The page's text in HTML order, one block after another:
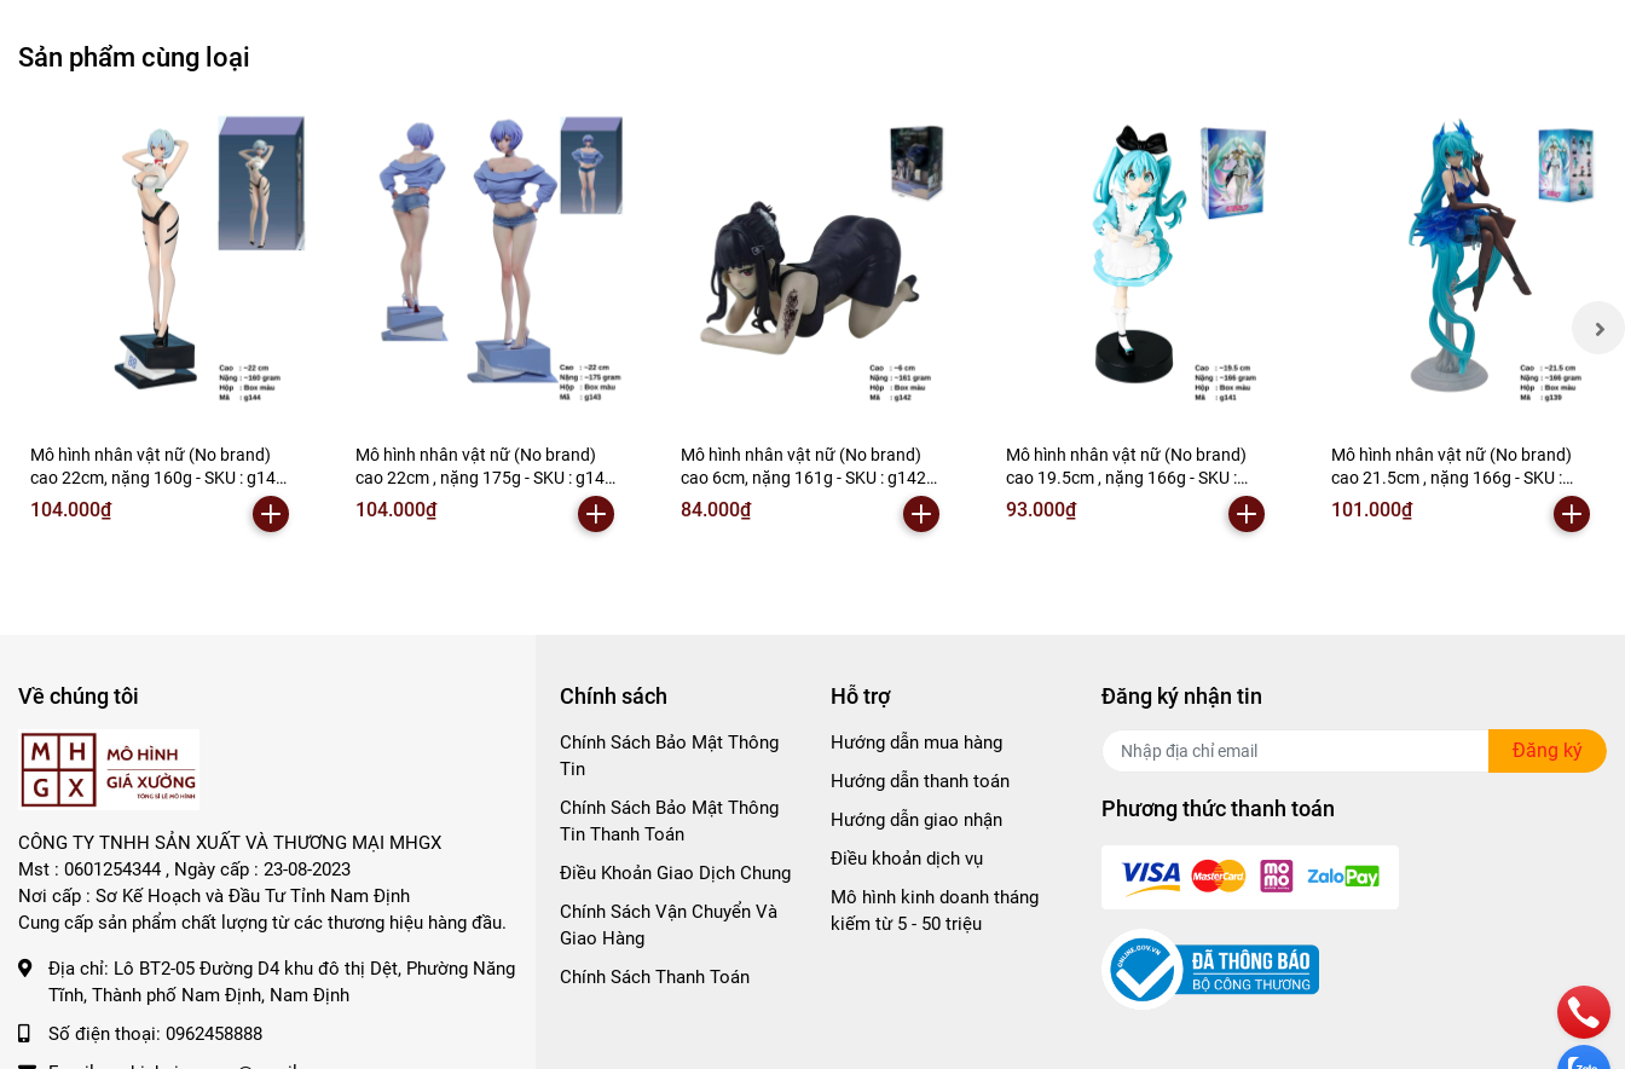
Sản phẩm cùng loại
Mô hình nhân vật nữ (No brand)
cao 22cm, nặng 160g - SKU : g144
(VAT: MH003 )-K146-T3-S13
104.000₫
Mô hình nhân vật nữ (No brand)
cao 22cm , nặng 175g - SKU : g143
(VAT: MH003 ) - K146-T3-S14
104.000₫
Mô hình nhân vật nữ (No brand)
cao 6cm, nặng 161g - SKU : g142
(VAT: MH002) - K146-T3-S15
84.000₫
Mô hình nhân vật nữ (No brand)
cao 19.5cm , nặng 166g - SKU :
g141 (VAT: Mh003) - K148-T3-S4
93.000₫
Mô hình nhân vật nữ (No brand)
cao 21.5cm , nặng 166g - SKU :
g139 (VAT: Mh003) - K148-T3-S3
101.000₫
Về chúng tôi
CÔNG TY TNHH SẢN XUẤT VÀ THƯƠNG MẠI MHGX
Mst : 0601254344 , Ngày cấp : 23-08-2023
Nơi cấp : Sơ Kế Hoạch và Đầu Tư Tỉnh Nam Định
Cung cấp sản phẩm chất lượng từ các thương hiệu hàng đầu.
Địa chỉ: Lô BT2-05 Đường D4 khu đô thị Dệt, Phường Năng
Tĩnh, Thành phố Nam Định, Nam Định
Số điện thoại: 0962458888
Chính sách
Chính Sách Bảo Mật Thông
Tin
Chính Sách Bảo Mật Thông
Tin Thanh Toán
Điều Khoản Giao Dịch Chung
Chính Sách Vận Chuyển Và
Giao Hàng
Chính Sách Thanh Toán
Hỗ trợ
Hướng dẫn mua hàng
Hướng dẫn thanh toán
Hướng dẫn giao nhận
Điều khoản dịch vụ
Mô hình kinh doanh tháng
kiếm từ 5 - 50 triệu
Đăng ký nhận tin
Đăng ký
Phương thức thanh toán